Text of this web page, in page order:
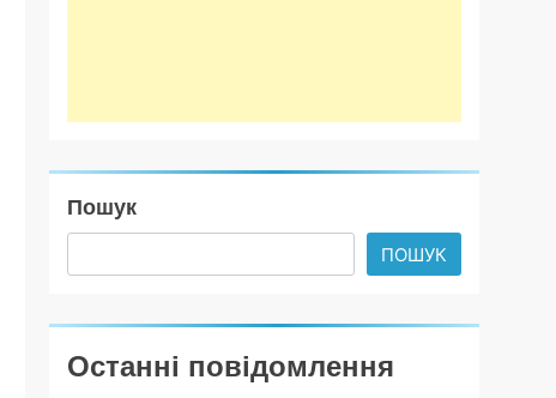
Пошук
ПОШУК
Останні повідомлення